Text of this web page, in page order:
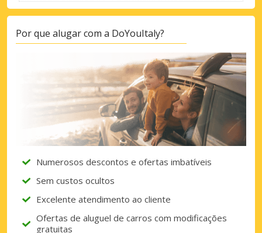
Iniciar sessão com eLink
Por que alugar com a DoYouItaly?
Numerosos descontos e ofertas imbatíveis
Sem custos ocultos
Excelente atendimento ao cliente
Ofertas de aluguel de carros com modificações
gratuitas